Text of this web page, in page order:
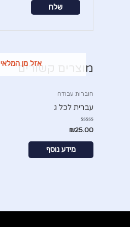
מוצרים קשורים
אזל מן המלאי
חוברות עבודה
עברית לכל ג
דורג
0
מתוך
₪25.00
מידע נוסף